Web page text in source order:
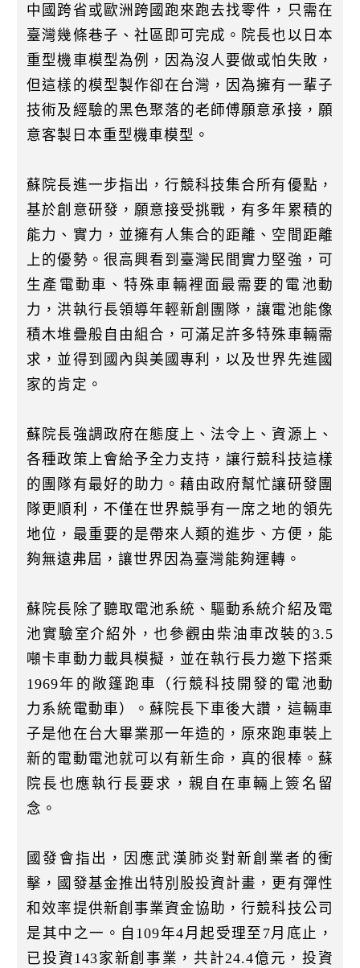
中國跨省或歐洲跨國跑來跑去找零件，只需在
臺灣幾條巷子、社區即可完成。院長也以日本
重型機車模型為例，因為沒人要做或怕失敗，
但這樣的模型製作卻在台灣，因為擁有一輩子
技術及經驗的黑色聚落的老師傅願意承接，願
意客製日本重型機車模型。
蘇院長進一步指出，行競科技集合所有優點，
基於創意研發，願意接受挑戰，有多年累積的
能力、實力，並擁有人集合的距離、空間距離
上的優勢。很高興看到臺灣民間實力堅強，可
生產電動車、特殊車輛裡面最需要的電池動
力，洪執行長領導年輕新創團隊，讓電池能像
積木堆疊般自由組合，可滿足許多特殊車輛需
求，並得到國內與美國專利，以及世界先進國
家的肯定。
蘇院長強調政府在態度上、法令上、資源上、
各種政策上會給予全力支持，讓行競科技這樣
的團隊有最好的助力。藉由政府幫忙讓研發團
隊更順利，不僅在世界競爭有一席之地的領先
地位，最重要的是帶來人類的進步、方便，能
夠無遠弗屆，讓世界因為臺灣能夠運轉。
蘇院長除了聽取電池系統、驅動系統介紹及電
池實驗室介紹外，也參觀由柴油車改裝的3.5
噸卡車動力載具模擬，並在執行長力邀下搭乘
1969年的敞篷跑車（行競科技開發的電池動
力系統電動車）。蘇院長下車後大讚，這輛車
子是他在台大畢業那一年造的，原來跑車裝上
新的電動電池就可以有新生命，真的很棒。蘇
院長也應執行長要求，親自在車輛上簽名留
念。
國發會指出，因應武漢肺炎對新創業者的衝
擊，國發基金推出特別股投資計畫，更有彈性
和效率提供新創事業資金協助，行競科技公司
是其中之一。自109年4月起受理至7月底止，
已投資143家新創事業，共計24.4億元，投資